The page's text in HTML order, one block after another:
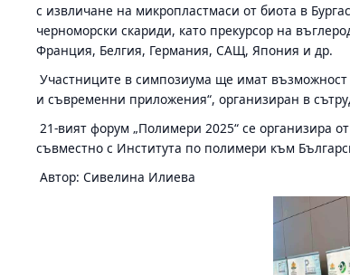
с извличане на микропластмаси от биота в
черноморски скариди, като прекурсор на
Франция, Белгия, Германия, САЩ, Япония и др.
Участниците в симпозиума ще имат
и съвременни приложения“, организиран в
21-вият форум „Полимери 2025“ се организира
съвместно с Института по полимери към
Автор: Сивелина Илиева